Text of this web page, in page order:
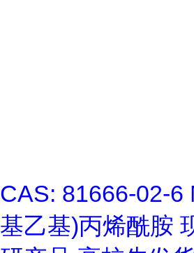
CAS: 81666-02-6
基乙基)丙烯酰胺